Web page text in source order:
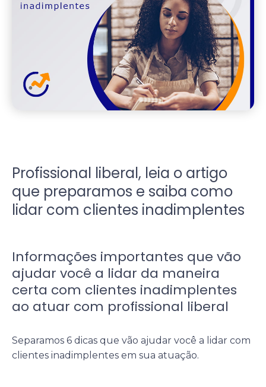
Profissional liberal, leia o artigo
que preparamos e saiba como
lidar com clientes inadimplentes
Informações importantes que vão
ajudar você a lidar da maneira
certa com clientes inadimplentes
ao atuar com profissional liberal
Separamos 6 dicas que vão ajudar você a lidar com
clientes inadimplentes em sua atuação.